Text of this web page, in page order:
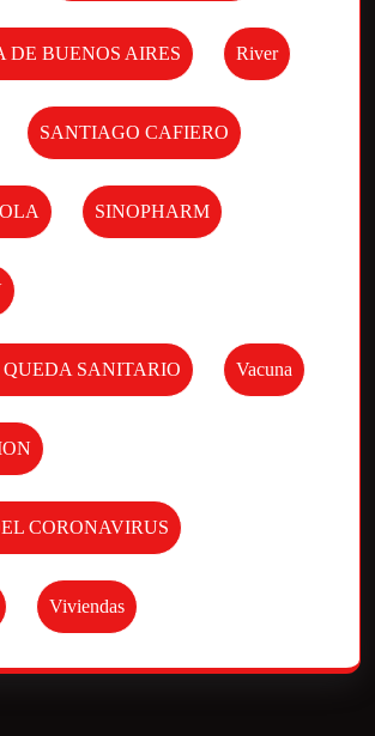
DE BUENOS AIRES River
SANTIAGO CAFIERO
SINOPHARM
SANITARIO Vacuna
CORONAVIRUS
Viviendas